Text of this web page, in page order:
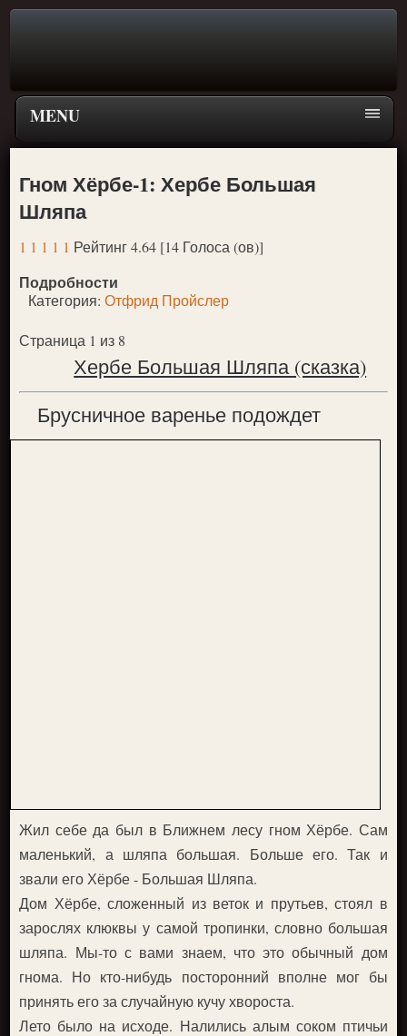
MENU
Главная страница
Поиск
ПЕРЕЙТИ К ГЛАВНОМУ МЕНЮ СКАЗОК
Новое
Популярное
Гном Хёрбе-1: Хербе Большая
Шляпа
1 1 1 1 1 Рейтинг 4.64 [14 Голоса (ов)]
Подробности
Категория:Отфрид Пройслер
Страница 1 из 8
Хербе Большая Шляпа (сказка)
Брусничное варенье подождет
Жил себе да был в Ближнем лесу гном Хёрбе. Сам
маленький, а шляпа большая. Больше его. Так и
звали его Хёрбе - Большая Шляпа.
Дом Хёрбе, сложенный из веток и прутьев, стоял в
зарослях клюквы у самой тропинки, словно большая
шляпа. Мы-то с вами знаем, что это обычный дом
гнома. Но кто-нибудь посторонний вполне мог бы
принять его за случайную кучу хвороста.
Лето было на исходе. Налились алым соком птичьи